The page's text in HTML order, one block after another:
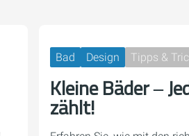
Bad Design Tipps &
Kleine Bäder ‒
zählt!